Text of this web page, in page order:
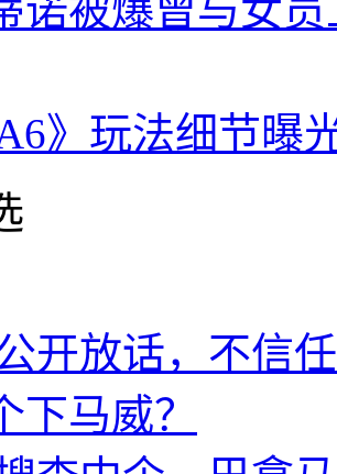
诺被爆曾与女
》玩法细节
开放话，不信
下马威？